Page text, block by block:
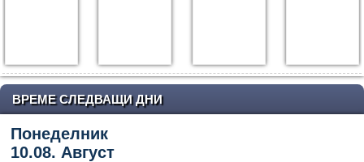
ВРЕМЕ СЛЕДВАЩИ ДНИ
Понеделник
10.08. Август